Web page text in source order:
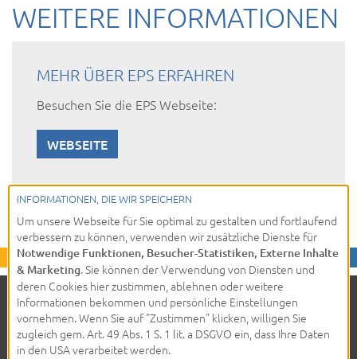
WEITERE INFORMATIONEN
MEHR ÜBER EPS ERFAHREN
Besuchen Sie die EPS Webseite:
WEBSEITE
© 2026 - Stemas AG LinkedIn
Instagram
Facebook
XING
Datenschutz
INFORMATIONEN, DIE WIR SPEICHERN
Um unsere Webseite für Sie optimal zu gestalten und fortlaufend
verbessern zu können, verwenden wir zusätzliche Dienste für
Notwendige Funktionen, Besucher-Statistiken, Externe Inhalte
& Marketing. Sie können der Verwendung von Diensten und
deren Cookies hier zustimmen, ablehnen oder weitere
Informationen bekommen und persönliche Einstellungen
vornehmen. Wenn Sie auf "Zustimmen" klicken, willigen Sie
zugleich gem. Art. 49 Abs. 1 S. 1 lit. a DSGVO ein, dass Ihre Daten
in den USA verarbeitet werden.